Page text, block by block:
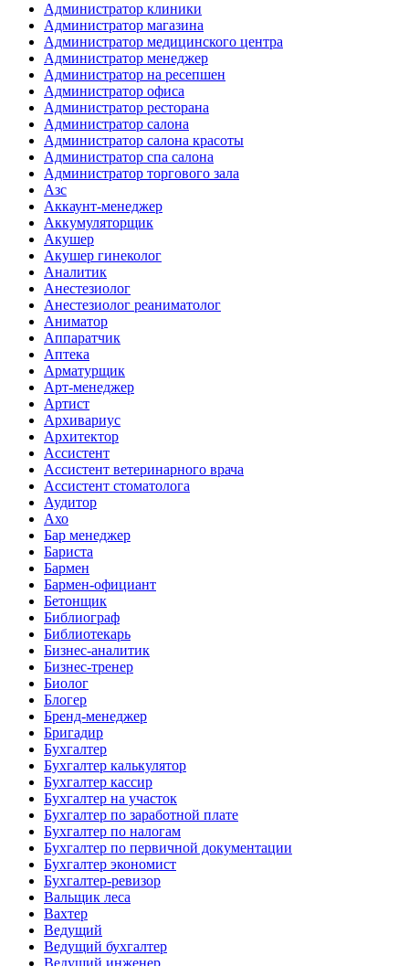
Администратор клиники
Администратор магазина
Администратор медицинского центра
Администратор менеджер
Администратор на ресепшен
Администратор офиса
Администратор ресторана
Администратор салона
Администратор салона красоты
Администратор спа салона
Администратор торгового зала
Азс
Аккаунт-менеджер
Аккумуляторщик
Акушер
Акушер гинеколог
Аналитик
Анестезиолог
Анестезиолог реаниматолог
Аниматор
Аппаратчик
Аптека
Арматурщик
Арт-менеджер
Артист
Архивариус
Архитектор
Ассистент
Ассистент ветеринарного врача
Ассистент стоматолога
Аудитор
Ахо
Бар менеджер
Бариста
Бармен
Бармен-официант
Бетонщик
Библиограф
Библиотекарь
Бизнес-аналитик
Бизнес-тренер
Биолог
Блогер
Бренд-менеджер
Бригадир
Бухгалтер
Бухгалтер калькулятор
Бухгалтер кассир
Бухгалтер на участок
Бухгалтер по заработной плате
Бухгалтер по налогам
Бухгалтер по первичной документации
Бухгалтер экономист
Бухгалтер-ревизор
Вальщик леса
Вахтер
Ведущий
Ведущий бухгалтер
Ведущий инженер